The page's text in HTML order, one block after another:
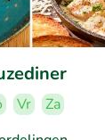
Vr
Za